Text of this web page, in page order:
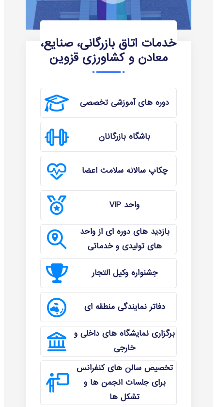
خدمات اتاق بازرگانی، صنایع،
معادن و کشاورزی قزوین
دوره های آموزشی تخصصی
باشگاه بازرگانان
چکاپ سالانه سلامت اعضا
واحد VIP
بازدید های دوره ای از واحد
های تولیدی و خدماتی
جشنواره وکیل التجار
دفاتر نمایندگی منطقه ای
برگزاری نمایشگاه های داخلی و
خارجی
تخصیص سالن های کنفرانس
برای جلسات انجمن ها و
تشکل ها